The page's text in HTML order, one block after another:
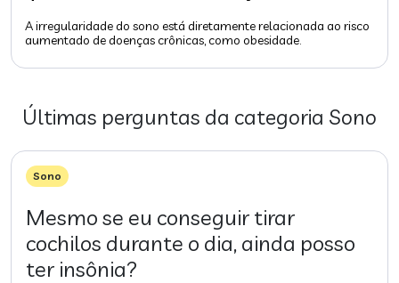
A irregularidade do sono está diretamente relacionada ao risco
aumentado de doenças crônicas, como obesidade.
Últimas perguntas da categoria Sono
Sono
Mesmo se eu conseguir tirar
cochilos durante o dia, ainda posso
ter insônia?